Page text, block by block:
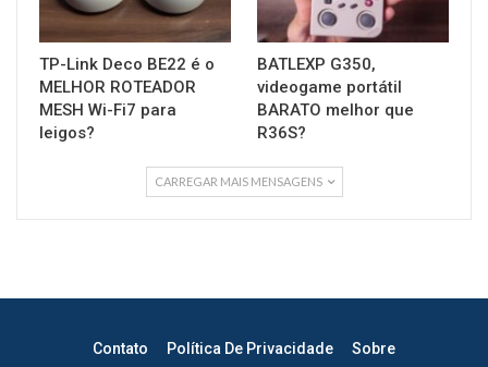
TP-Link Deco BE22 é o
MELHOR ROTEADOR
MESH Wi-Fi7 para
leigos?
BATLEXP G350,
videogame portátil
BARATO melhor que
R36S?
CARREGAR MAIS MENSAGENS
Contato Política De Privacidade Sobre